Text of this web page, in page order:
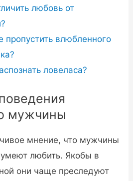
любовь от
пропустить влюбленного
ловеласа?
мужчины
мнение, что мужчины
любить. Якобы в
они чаще преследуют